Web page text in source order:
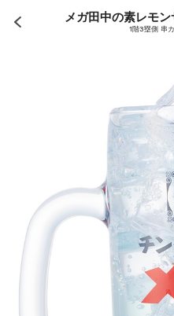
メガ田中の素レモン
1階3